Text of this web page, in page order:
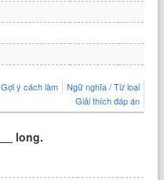
Gợi ý cách làm
Ngữ nghĩa / Từ loại
Giải thích đáp án
long.